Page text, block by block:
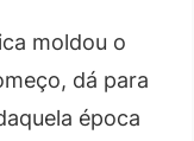
moldou o
dá para
época